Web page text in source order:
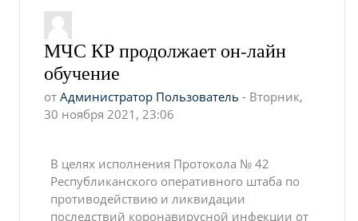
МЧС КР продолжает он-лайн
обучение
отАдминистратор Пользователь - Вторник,
30 ноября 2021, 23:06
Количество ответов: 0
В целях исполнения Протокола № 42
Республиканского оперативного штаба по
противодействию и ликвидации
последствий коронавирусной инфекции от